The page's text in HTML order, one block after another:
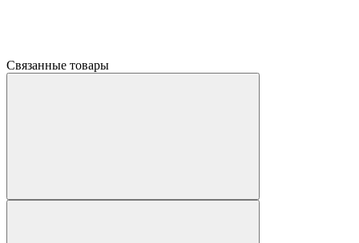
Связанные товары